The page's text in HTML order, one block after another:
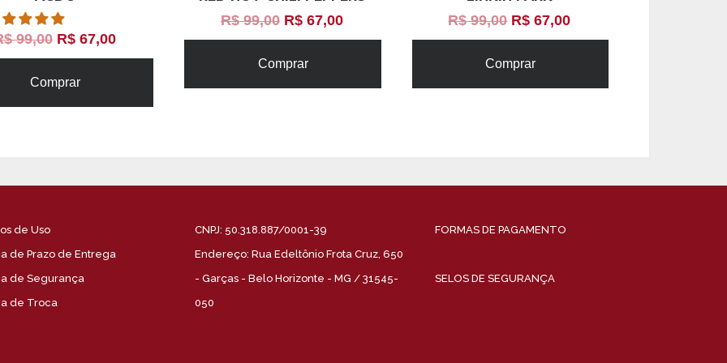
99,00 R$67,00
Comprar
R$99,00 R$ 67,00
Comprar
R$99,00 R$ 67,00
Comprar
de Uso
de Prazo de Entrega
de Segurança
de Troca
CNPJ: 50.318.887/0001-39
Endereço: Rua Edeltônio Frota Cruz, 650
- Garças - Belo Horizonte - MG / 31545-
050
FORMAS DE PAGAMENTO
SELOS DE SEGURANÇA